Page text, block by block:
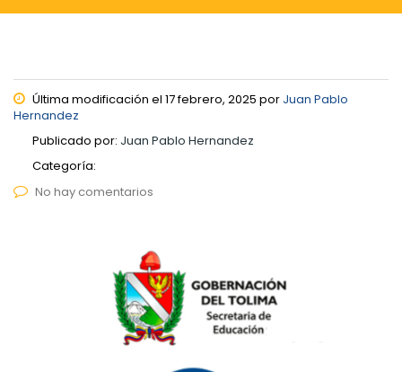
Última modificación el 17 febrero, 2025 por Juan Pablo
Hernandez
Publicado por: Juan Pablo Hernandez
Categoría:
No hay comentarios